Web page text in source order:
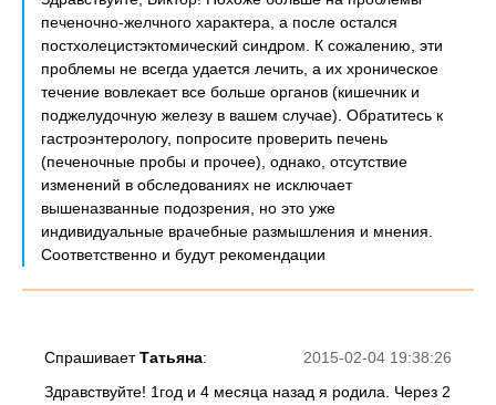
печеночно-желчного характера, а после остался
постхолецистэктомический синдром. К сожалению, эти
проблемы не всегда удается лечить, а их хроническое
течение вовлекает все больше органов (кишечник и
поджелудочную железу в вашем случае). Обратитесь к
гастроэнтерологу, попросите проверить печень
(печеночные пробы и прочее), однако, отсутствие
изменений в обследованиях не исключает
вышеназванные подозрения, но это уже
индивидуальные врачебные размышления и мнения.
Соответственно и будут рекомендации
2015-02-04 19:38:26
СпрашиваетТатьяна:
Здравствуйте! 1год и 4 месяца назад я родила. Через 2